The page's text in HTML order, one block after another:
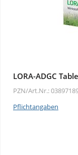
LORA-ADGC
PZN/Art.Nr.:
Pflichtangaben